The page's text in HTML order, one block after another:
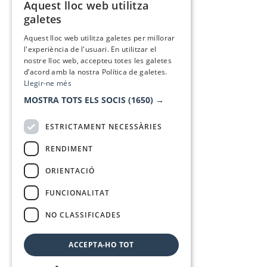
Aquest lloc web utilitza
galetes
Aquest lloc web utilitza galetes per millorar
l'experiència de l'usuari. En utilitzar el
nostre lloc web, accepteu totes les galetes
d’acord amb la nostra Política de galetes.
Llegir-ne més
MOSTRA TOTS ELS SOCIS (1650) →
ESTRICTAMENT NECESSÀRIES
RENDIMENT
ORIENTACIÓ
FUNCIONALITAT
NO CLASSIFICADES
ACCEPTA-HO TOT